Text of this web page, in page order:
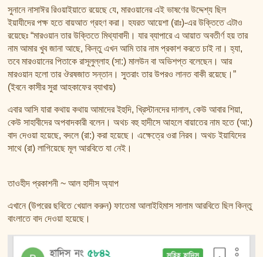
সুনানে নাসাঈর রিওয়াইয়াতে রয়েছে যে, মারওয়ানের এই ভাষণের উদ্দেশ্য ছিল
ইয়াযীদের পক্ষ হতে বায়আত গ্রহণ করা। হযরত আয়েশা (রাঃ)-এর উক্তিতে এটাও
রয়েছেঃ “মারওয়ান তার উক্তিতে মিথ্যাবাদী। যার ব্যাপারে এ আয়াত অবতীর্ণ হয় তার
নাম আমার খুব জানা আছে, কিন্তু এখন আমি তার নাম প্রকাশ করতে চাই না। হ্যা,
তবে মারওয়ানের পিতাকে রাসূলুল্লাহ (সা:) মালউন বা অভিশপ্ত বলেছেন। আর
মারওয়ান হলো তার ঔরষজাত সন্তান। সুতরাং তার উপরও লানত বাকী রয়েছে।”
(ইবনে কাসীর সুরা আহকাফের ব্যাখায়)
এবার আসি যারা কথায় কথায় আমাদের ইহুদি, খ্রিস্টানদের দালাল, কেউ আবার শিয়া,
কেউ সাহাবীদের অপবাদকারী বলেন। অথচ বহু হাদীসে আহলে বায়াতের নাম হতে (আ:)
বাদ দেওয়া হয়েছে, বদলে (রা:) করা হয়েছে। এক্ষেত্রে ওরা নিরব। অথচ ইয়াযিদের
সাথে (রা) লাগিয়েছে মূল আরবিতে যা নেই।
তাওহীদ প্রকাশনী ~ আল হাদীস অ্যাপ
এখানে (উপরের ছবিতে খেয়াল করুন) ফাতেমা আলাইহিমাস সালাম আরবিতে ছিল কিন্তু
বাংলাতে বাদ দেওয়া হয়েছে।